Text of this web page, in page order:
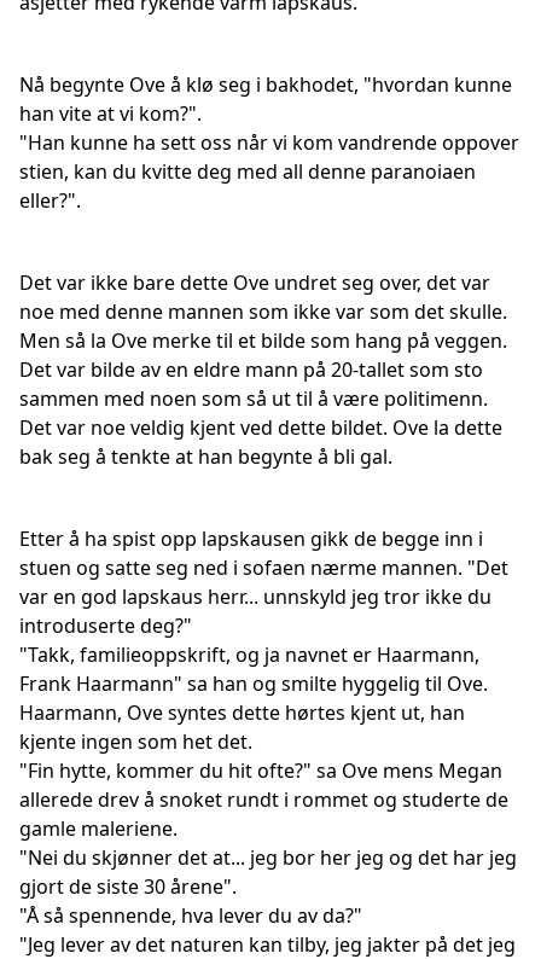
Nå begynte Ove å klø seg i bakhodet, "hvordan kunne
han vite at vi kom?".
"Han kunne ha sett oss når vi kom vandrende oppover
stien, kan du kvitte deg med all denne paranoiaen
eller?".
Det var ikke bare dette Ove undret seg over, det var
noe med denne mannen som ikke var som det skulle.
Men så la Ove merke til et bilde som hang på veggen.
Det var bilde av en eldre mann på 20-tallet som sto
sammen med noen som så ut til å være politimenn.
Det var noe veldig kjent ved dette bildet. Ove la dette
bak seg å tenkte at han begynte å bli gal.
Etter å ha spist opp lapskausen gikk de begge inn i
stuen og satte seg ned i sofaen nærme mannen. "Det
var en god lapskaus herr... unnskyld jeg tror ikke du
introduserte deg?"
"Takk, familieoppskrift, og ja navnet er Haarmann,
Frank Haarmann" sa han og smilte hyggelig til Ove.
Haarmann, Ove syntes dette hørtes kjent ut, han
kjente ingen som het det.
"Fin hytte, kommer du hit ofte?" sa Ove mens Megan
allerede drev å snoket rundt i rommet og studerte de
gamle maleriene.
"Nei du skjønner det at... jeg bor her jeg og det har jeg
gjort de siste 30 årene".
"Å så spennende, hva lever du av da?"
"Jeg lever av det naturen kan tilby, jeg jakter på det jeg